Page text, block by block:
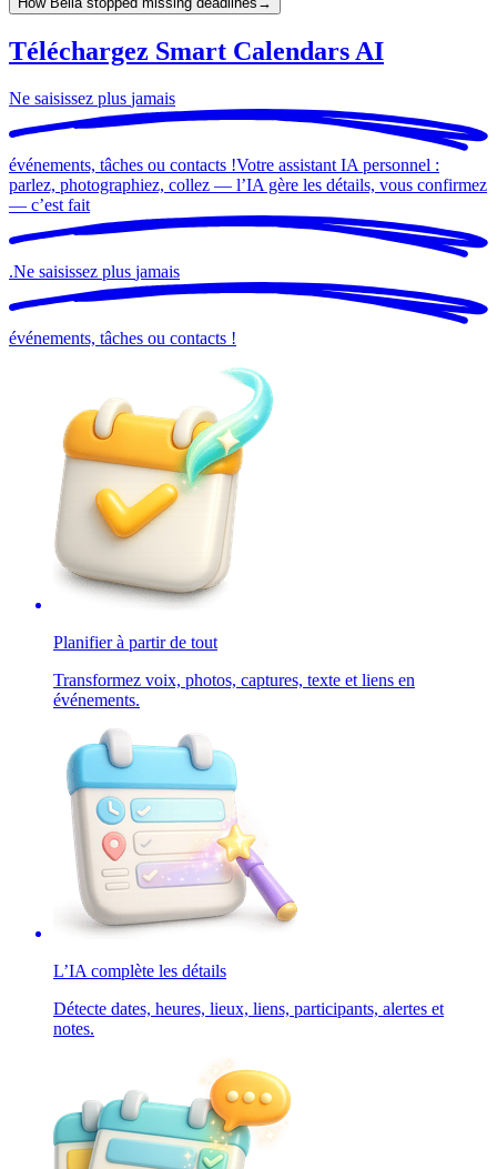
Téléchargez Smart Calendars AI
Ne saisissez plus jamais
événements, tâches ou contacts !Votre assistant IA personnel :
parlez, photographiez, collez — l’IA gère les détails, vous confirmez
— c’est fait
.Ne saisissez plus jamais
événements, tâches ou contacts !
Planifier à partir de tout
Transformez voix, photos, captures, texte et liens en
événements.
L’IA complète les détails
Détecte dates, heures, lieux, liens, participants, alertes et
notes.